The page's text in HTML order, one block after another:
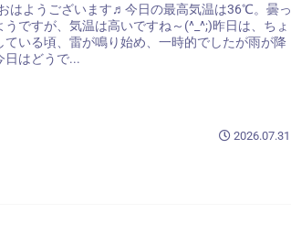
はようございます♬今日の最高気温は36℃。曇っ
ですが、気温は高いですね～(^_^;)昨日は、ちょ
ている頃、雷が鳴り始め、一時的でしたが雨が降
日はどうで...
2026.07.31